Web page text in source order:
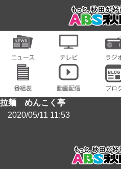
拉麺 めんこく亭
2020/05/11 11:53